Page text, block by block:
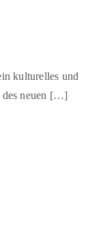
kulturelles und
des neuen […]